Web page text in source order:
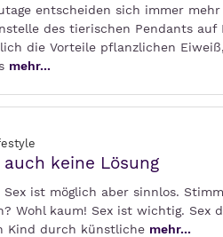
entscheiden sich immer
des tierischen Pendants auf
die Vorteile pflanzlichen
mehr...
auch keine Lösung
Sex ist möglich aber sinnlos.
Wohl kaum! Sex ist wichtig. Sex
Kind durch künstliche mehr...